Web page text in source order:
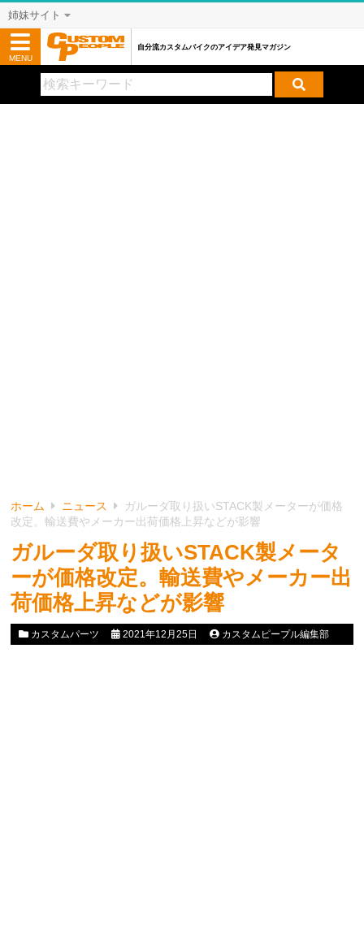
ホーム ニュース
ガルーダ取り扱いSTACK製メーターが価格
改定。輸送費やメーカー出荷価格上昇などが影響
ガルーダ取り扱いSTACK製メータ
ーが価格改定。輸送費やメーカー出
荷価格上昇などが影響
カスタムパーツ 2021年12月25日 カスタムピープル編集部
姉妹サイト
MENU
自分流カスタムバイクのアイデア発見マガジン